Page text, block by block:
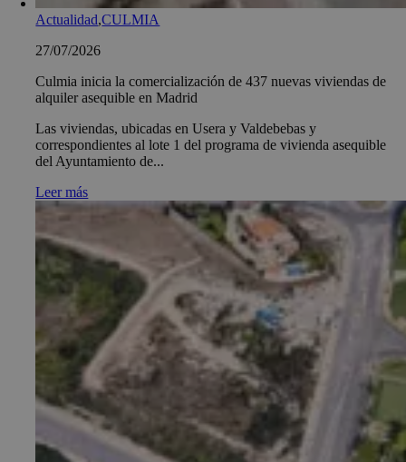
Actualidad,CULMIA
27/07/2026
Culmia inicia la comercialización de 437 nuevas viviendas de
alquiler asequible en Madrid
Las viviendas, ubicadas en Usera y Valdebebas y
correspondientes al lote 1 del programa de vivienda asequible
del Ayuntamiento de...
Leer más